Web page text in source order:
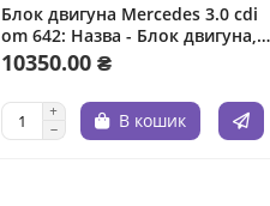
Блок двигуна Mercedes 3.0 cdi
om 642: Назва - Блок двигуна,
модель - Mercedes, рік випуску -
3.0 cdi, об'єм двигуна - 642,
паливо - дизель.
10350.00 ₴
В кошик